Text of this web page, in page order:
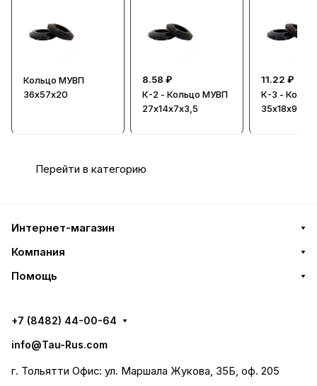
Кольцо МУВП
36х57х20
8.58 ₽
К-2 - Кольцо МУВП
27х14х7х3,5
11.22 ₽
К-3 -
35х18х9х4,5
Перейти в категорию
Интернет-магазин
Компания
Помощь
+7 (8482) 44-00-64
info@Tau-Rus.com
г. Тольятти Офис: ул. Маршала Жукова, 35Б, оф. 205